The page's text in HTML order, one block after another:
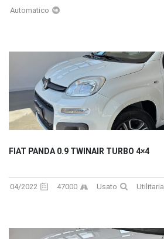
Automatico
FIAT PANDA 0.9 TWINAIR TURBO 4×4
04/2022 47000 Usato Utilitaria